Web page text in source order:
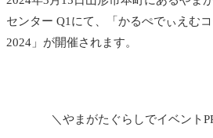
センター Q1にて、「かるぺでぃえむ
2024」が開催されます。
＼やまがたぐらしでイベント